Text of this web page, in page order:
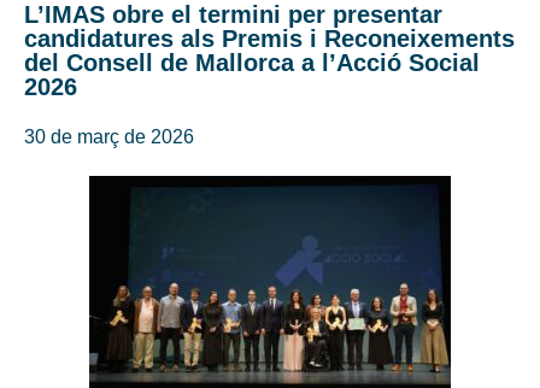
L’IMAS obre el termini per presentar
candidatures als Premis i Reconeixements
del Consell de Mallorca a l’Acció Social
2026
30 de març de 2026